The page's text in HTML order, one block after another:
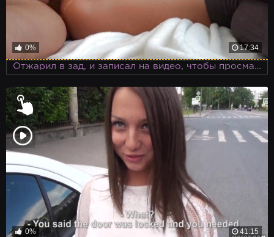
0% 17:34
0% 41:15